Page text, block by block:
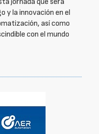
y la innovación en el
así como
con el mundo